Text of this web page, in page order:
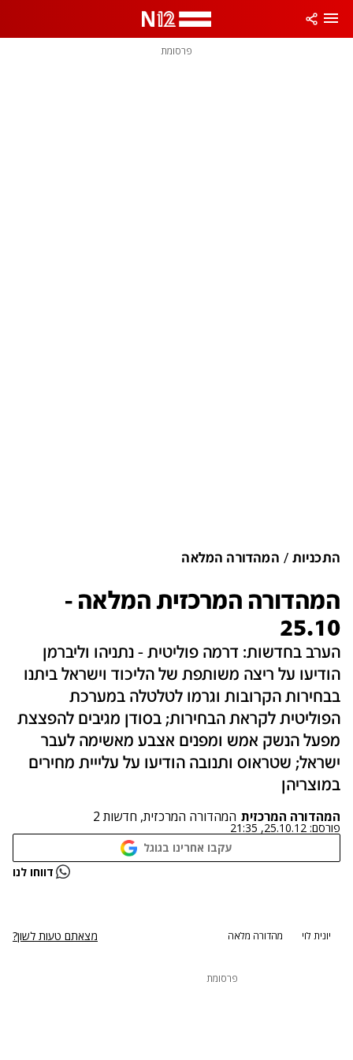
פרסומת
התכניות המהדורה המלאה
המהדורה המרכזית המלאה -
25.10
הערב בחדשות: דרמה פוליטית - נתניהו וליברמן
הודיעו על ריצה משותפת של הליכוד וישראל ביתנו
בבחירות הקרובות וגרמו לטלטלה במערכת
הפוליטית לקראת הבחירות; בסודן מגיבים להפצצת
מפעל הנשק אמש ומפנים אצבע מאשימה לעבר
ישראל; שטראוס ותנובה הודיעו על עלייית מחירים
במוצריהן
המהדורה המרכזית המהדורה המרכזית, חדשות 2
פורסם: 25.10.12, 21:35
עקבו אחרינו בגוגל
נתקלנו בבעיה דווחו לנו
יונית לוי מהדורה מלאה מצאתם טעות לשון?
פרסומת